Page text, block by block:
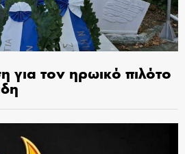
για τον ηρωικό πιλότο